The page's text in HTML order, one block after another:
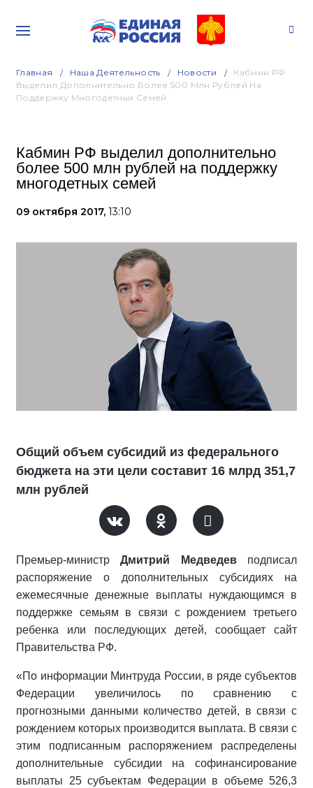
Главная Наша Деятельность Новости
Кабмин РФ
Выделил Дополнительно Более 500 Млн Рублей На
Поддержку Многодетных Семей
Кабмин РФ выделил дополнительно
более 500 млн рублей на поддержку
многодетных семей
09 октября 2017, 13:10
Общий объем субсидий из федерального
бюджета на эти цели составит 16 млрд 351,7
млн рублей
Премьер-министрДмитрий Медведевподписал
распоряжение о дополнительных субсидиях на
ежемесячные денежные выплаты нуждающимся в
поддержке семьям в связи с рождением третьего
ребенка или последующих детей, сообщает сайт
Правительства РФ.
«По информации Минтруда России, в ряде субъектов
Федерации увеличилось по сравнению с
прогнозными данными количество детей, в связи с
рождением которых производится выплата. В связи с
этим подписанным распоряжением распределены
дополнительные субсидии на софинансирование
выплаты 25 субъектам Федерации в объеме 526,3